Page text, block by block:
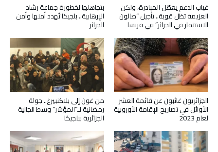
بتجاهلها لخطورة جماعة رشاد
الإرهابية.. بلجيكا تُهدد أمنها وأمن
الجزائر
غياب الدعم يعطّل المبادرة، ولكن
العزيمة تظل قوية.. تأجيل “صالون
الاستثمار في الجزائر” في فرنسا
من غون إلى بلاكنبيرغ.. جولة
رمضانية لـ”المؤشر” وسط الجالية
الجزائرية ببلجيكا
الجزائريون غائبون عن قائمة العشر
الأوائل في تصاريح الإقامة الأوروبية
لعام 2023